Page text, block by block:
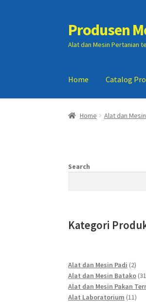
Skip
to
navigation
Skip
to
content
Produsen
Alat dan Mesin Pertanian
Home Catalog
Home Artikel Cart
Home Alat dan
Search
Kategori
Alat dan Mesin Padi 22
Alat dan Mesin Batako
Alat dan Mesin Pakan
Alat Laboratorium 1111